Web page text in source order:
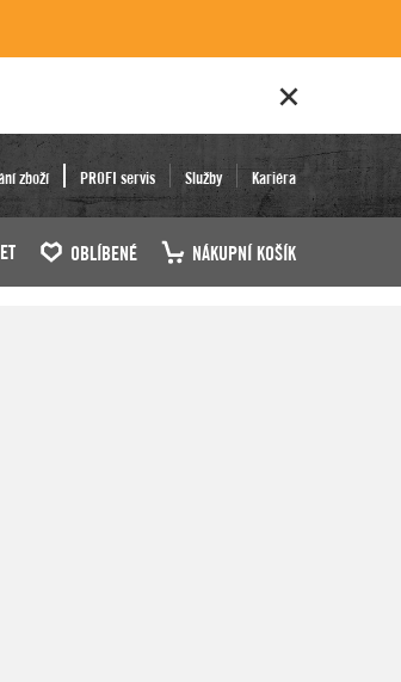
zboží PROFI servis Služby Kariéra
OBLÍBENÉ NÁKUPNÍ KOŠÍK